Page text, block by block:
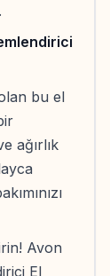
bu el
ağırlık
Avon
El